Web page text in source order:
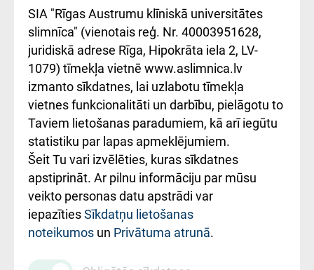
atsauksmju/sūdzību
iesniegšanas
kārtība
Kā pie mums nokļūt
Rēķinu apmaksas
ceļvedis
Rekvizīti un
ārstniecības
iestādes kods
010000234
Підтримка Східної
лікарні та співпраця з
Україною
SIA "Rīgas Austrumu klīniskā universitātes
slimnīca" (vienotais reģ. Nr. 40003951628,
juridiskā adrese Rīga, Hipokrāta iela 2, LV-
1079) tīmekļa vietnē www.aslimnica.lv
izmanto sīkdatnes, lai uzlabotu tīmekļa
vietnes funkcionalitāti un darbību, pielāgotu to
Taviem lietošanas paradumiem, kā arī iegūtu
statistiku par lapas apmeklējumiem.
Šeit Tu vari izvēlēties, kuras sīkdatnes
apstiprināt. Ar pilnu informāciju par mūsu
veikto personas datu apstrādi var
iepazītiesSīkdatņu lietošanas
noteikumos un Privātuma atrunā.